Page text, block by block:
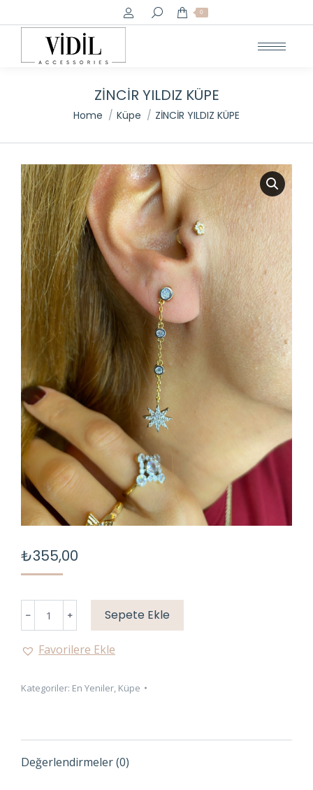
Search: 0
ZİNCİR YILDIZ KÜPE
You are here:
Home Küpe ZİNCİR YILDIZ KÜPE
₺355,00
YILDIZ
adet
Sepete Ekle
Favorilere Ekle
Kategoriler: En Yeniler, Küpe
Değerlendirmeler (0)